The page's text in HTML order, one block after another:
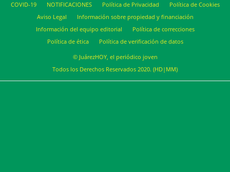
COVID-19 NOTIFICACIONES Política de Privacidad
Política de Cookies
Aviso Legal
Información sobre propiedad y financiación
Información del equipo editorial
Política de correcciones
Política de ética
Política de verificación de datos
© JuárezHOY, el periódico joven
Todos los Derechos Reservados 2020. (HD|MM)